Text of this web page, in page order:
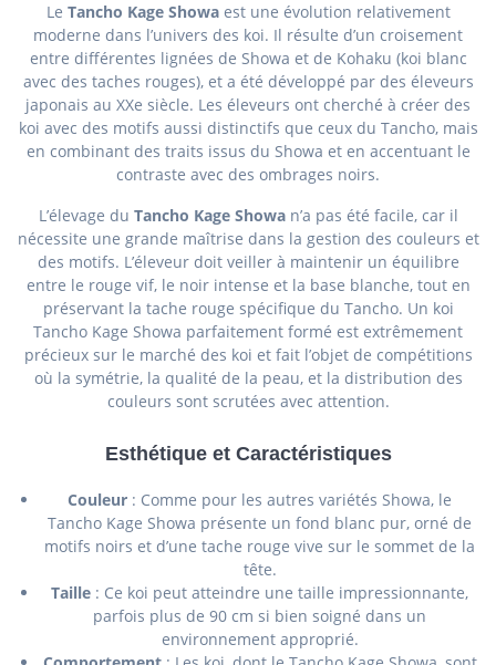
Le Tancho Kage Showaest une évolution relativement
moderne dans l’univers des koi. Il résulte d’un croisement
entre différentes lignées de Showa et de Kohaku (koi blanc
avec des taches rouges), et a été développé par des éleveurs
japonais au XXe siècle. Les éleveurs ont cherché à créer des
koi avec des motifs aussi distinctifs que ceux du Tancho, mais
en combinant des traits issus du Showa et en accentuant le
contraste avec des ombrages noirs.
L’élevage du Tancho Kage Showan’a pas été facile, car il
nécessite une grande maîtrise dans la gestion des couleurs et
des motifs. L’éleveur doit veiller à maintenir un équilibre
entre le rouge vif, le noir intense et la base blanche, tout en
préservant la tache rouge spécifique du Tancho. Un koi
Tancho Kage Showa parfaitement formé est extrêmement
précieux sur le marché des koi et fait l’objet de compétitions
où la symétrie, la qualité de la peau, et la distribution des
couleurs sont scrutées avec attention.
Esthétique et Caractéristiques
Couleur : Comme pour les autres variétés Showa, le
Tancho Kage Showa présente un fond blanc pur, orné de
motifs noirs et d’une tache rouge vive sur le sommet de la
tête.
Taille : Ce koi peut atteindre une taille impressionnante,
parfois plus de 90 cm si bien soigné dans un
environnement approprié.